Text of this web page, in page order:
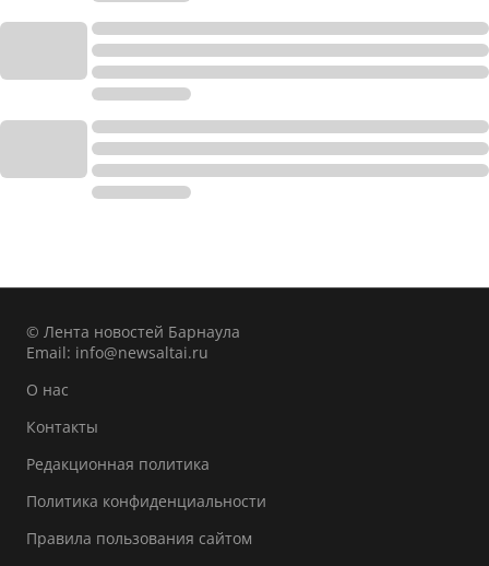
© Лента новостей Барнаула
Email: info@newsaltai.ru
О нас
Контакты
Редакционная политика
Политика конфиденциальности
Правила пользования сайтом